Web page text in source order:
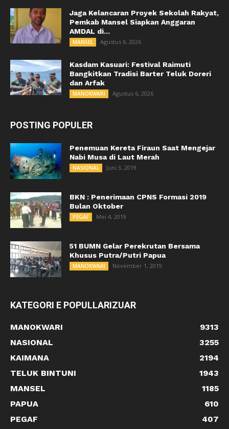
Jaga Kelancaran Proyek Sekolah Rakyat,
Pemkab Mansel Siapkan Anggaran
AMDAL di...
MANSEL Agustus 6, 2026
Kasdam Kasuari: Festival Raimuti
Bangkitkan Tradisi Barter Teluk Doreri
dan Arfak
MANOKWARI Agustus 6, 2026
POSTING POPULER
Penemuan Kereta Firaun Saat Mengejar
Nabi Musa di Laut Merah
NASIONAL Juni 3, 2019
BKN : Penerimaan CPNS Formasi 2019
Bulan Oktober
PEGAF Mei 4, 2019
51 BUMN Gelar Perekrutan Bersama
Khusus Putra/Putri Papua
MANOKWARI November 1, 2019
KATEGORI E POPULLARIZUAR
MANOKWARI
9313
NASIONAL
3255
KAIMANA
2194
TELUK BINTUNI
1943
MANSEL
1185
PAPUA
610
PEGAF
407